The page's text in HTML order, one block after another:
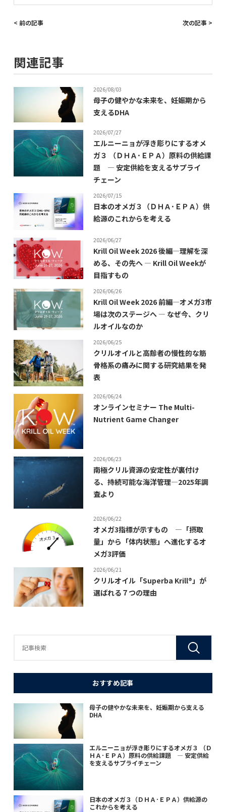
< 前の記事 次の記事 >
関連記事
2026/08/03
母子の健やかな未来を、妊娠期から
支えるDHA
2026/07/27
エルニーニョが浮き彫りにするオメ
ガ３ （ＤＨＡ･ＥＰＡ）原料の供給課
題 ― 安定供給を支えるサプライ
チェーン
2026/07/15
日本のオメガ３（ＤＨＡ･ＥＰＡ）供
給源のこれからを考える
2026/06/27
Krill Oil Week 2026 後編―理解を深
める、その先へ ― Krill Oil Weekが
目指すもの
2026/06/26
Krill Oil Week 2026 前編―オメガ3市
場は次のステージへ ― なぜ今、クリ
ルオイルなのか
2026/06/25
クリルオイルと高齢者の慢性的な筋
骨格系の痛みに関する研究結果を発
表
2026/06/24
オンラインセミナー The Multi-
Nutrient Game Changer
2026/06/23
南極クリル資源の安定性が裏付け
る、持続可能な海洋管理―2025年調
査より
2026/06/22
オメガ3指標が示すもの ―「摂取
量」から「体内状態」へ進化するオ
メガ3評価
2026/06/21
クリルオイル「Superba Krill®」が
選ばれる７つの理由
おすすめ記事
母子の健やかな未来を、妊娠期から支える
DHA
エルニーニョが浮き彫りにするオメガ３ （Ｄ
ＨＡ･ＥＰＡ）原料の供給課題 ― 安定供給
を支えるサプライチェーン
日本のオメガ３（ＤＨＡ･ＥＰＡ）供給源の
これからを考える